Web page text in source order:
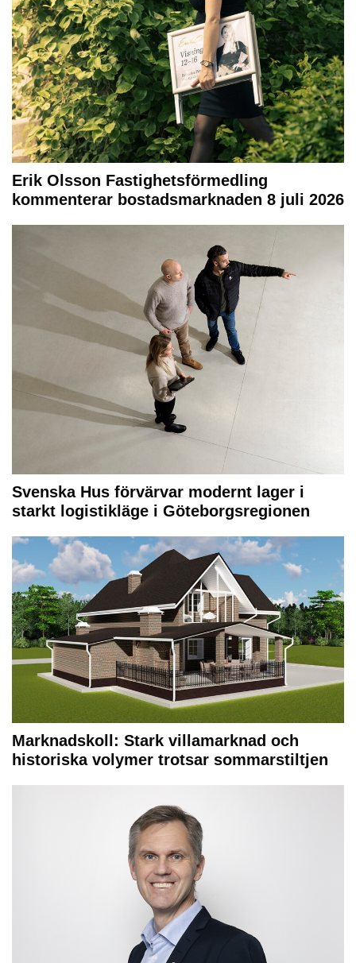
Erik Olsson Fastighetsförmedling
kommenterar bostadsmarknaden 8 juli 2026
Svenska Hus förvärvar modernt lager i
starkt logistikläge i Göteborgsregionen
Marknadskoll: Stark villamarknad och
historiska volymer trotsar sommarstiltjen